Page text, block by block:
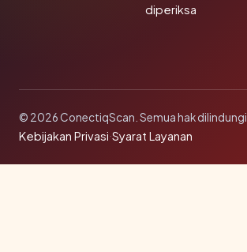
diperiksa
© 2026 ConectiqScan. Semua hak dilindungi.
Kebijakan Privasi·Syarat Layanan